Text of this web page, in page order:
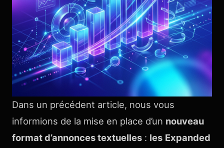
Dans un précédent article, nous vous
informions de la mise en place d’un nouveau
format d’annonces textuelles : les Expanded